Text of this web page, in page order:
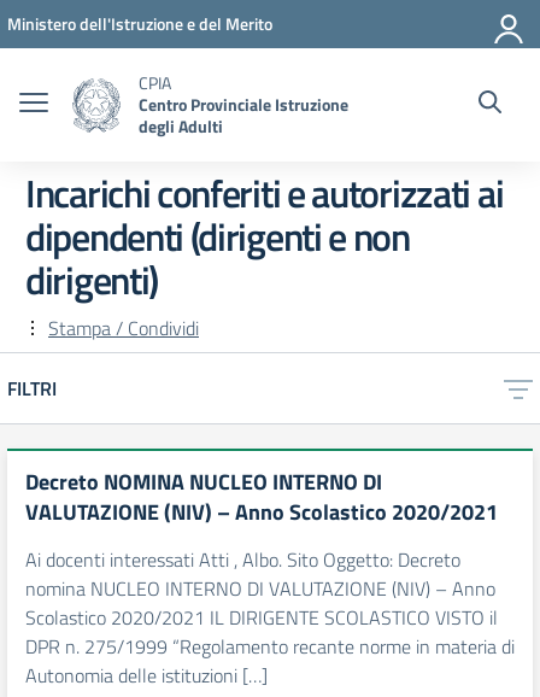
Vai ai contenuti
Vai al menu di navigazione
Vai al footer
Ministero dell'Istruzione e del Merito
CPIA
Centro Provinciale Istruzione
degli Adulti
Incarichi conferiti e autorizzati ai
dipendenti (dirigenti e non
dirigenti)
Stampa / Condividi
FILTRI
Decreto NOMINA NUCLEO INTERNO DI
VALUTAZIONE (NIV) – Anno Scolastico 2020/2021
Ai docenti interessati Atti , Albo. Sito Oggetto: Decreto
nomina NUCLEO INTERNO DI VALUTAZIONE (NIV) – Anno
Scolastico 2020/2021 IL DIRIGENTE SCOLASTICO VISTO il
DPR n. 275/1999 “Regolamento recante norme in materia di
Autonomia delle istituzioni […]